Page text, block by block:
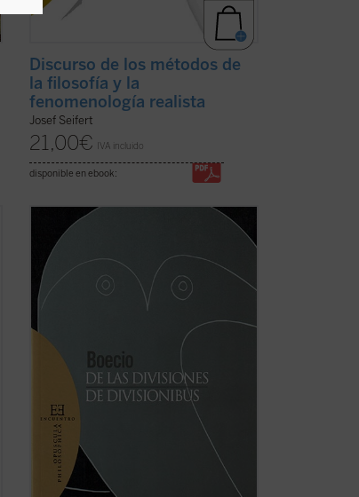
Discurso de los métodos de
la filosofía y la
fenomenología realista
Josef Seifert
21,00€ IVA incluido
disponible en ebook:
Edición bilingüe.
«Boecio roza en esta obra, como
corresponde a un introductor y a un
lógico, un profundo problema metafísico
como es si las clasificaciones que
hacemos para comprender el mundo se
corresponden con una partición ...
ficha)